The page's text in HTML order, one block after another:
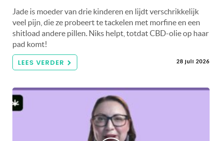
Jade is moeder van drie kinderen en lijdt verschrikkelijk
veel pijn, die ze probeert te tackelen met morfine en een
shitload andere pillen. Niks helpt, totdat CBD-olie op haar
pad komt!
LEES VERDER 28 juli 2026